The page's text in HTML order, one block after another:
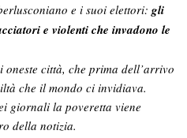
e i suoi elettori: gli
e violenti che invadono le
oneste città, che prima dell’arrivo
che il mondo ci invidiava.
giornali la poveretta viene
della notizia.